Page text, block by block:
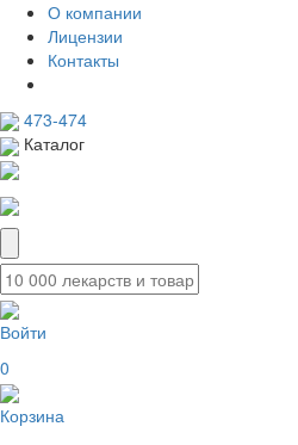
О компании
Лицензии
Контакты
473-474
Каталог
Войти
0
Корзина